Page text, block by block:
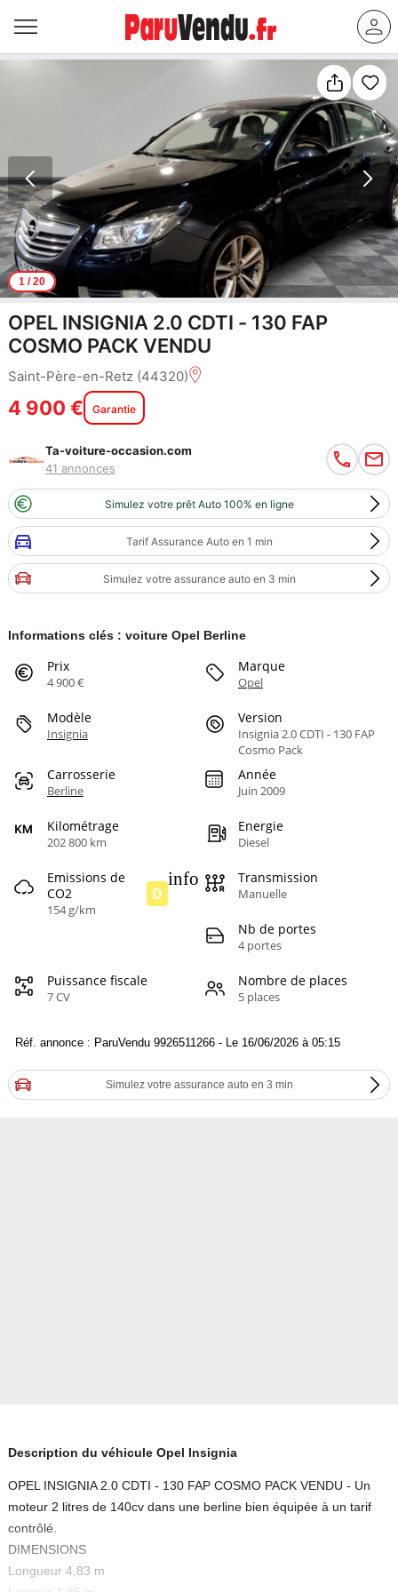
1/ 20
OPEL INSIGNIA 2.0 CDTI - 130 FAP
COSMO PACK VENDU
Saint-Père-en-Retz (44320)
4 900 € Garantie
Ta-voiture-occasion.com
41 annonces
Simulez votre prêt Auto 100% en ligne
Tarif Assurance Auto en 1 min
Simulez votre assurance auto en 3 min
Informations clés : voiture Opel Berline
Prix
4 900 €
Marque
Opel
Modèle
Insignia
Version
Insignia 2.0 CDTI - 130 FAP
Cosmo Pack
Carrosserie
Berline
Année
Juin 2009
Kilométrage
202 800 km
Energie
Diesel
Emissions de
CO2
154 g/km
D
info Transmission
Manuelle
Nb de portes
4 portes
Puissance fiscale
7 CV
Nombre de places
5 places
Réf. annonce : ParuVendu 9926511266 - Le 16/06/2026 à 05:15
Simulez votre assurance auto en 3 min
Description du véhicule Opel Insignia
OPEL INSIGNIA 2.0 CDTI - 130 FAP COSMO PACK VENDU - Un
moteur 2 litres de 140cv dans une berline bien équipée à un tarif
contrôlé.
DIMENSIONS
Longueur 4,83 m